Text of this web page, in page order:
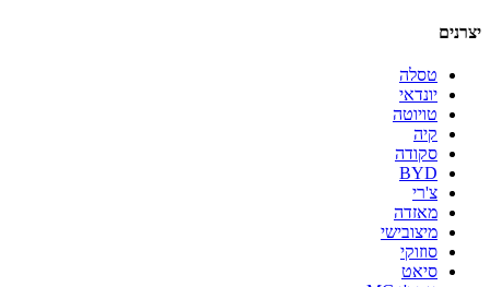
יצרנים
טסלה
יונדאי
טויוטה
קיה
סקודה
BYD
צ'רי
מאזדה
מיצובישי
סוזוקי
סיאט